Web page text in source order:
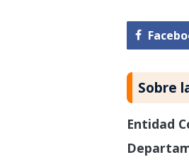
Sobre
Entidad